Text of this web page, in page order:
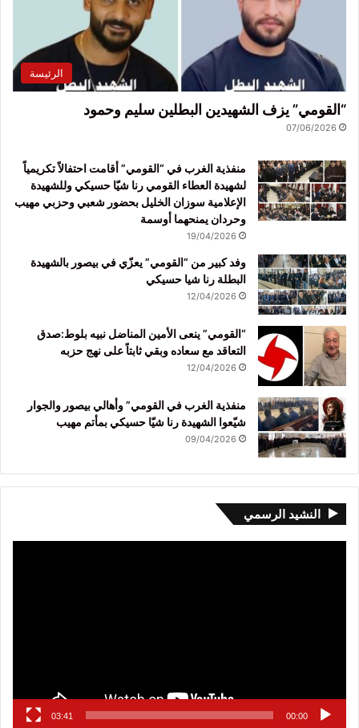
الرئيسة
“القومي” يزف الشهيدين البطلين سليم وحمود
07/06/2026
منفذية الغرب في “القومي” أقامت احتفالاً تكريمياً
لشهيدة العطاء القومي رنا شيّا حسيكي وللشهيدة
الإعلامية سوزان الخليل بحضور شعبي وحزبي مهيب
وحردان يمنحهما أوسمة
19/04/2026
وفد كبير من “القومي” يعزّي في بيصور بالشهيدة
البطلة رنا شيا حسيكي
12/04/2026
“القومي” ينعى الأمين المناضل نبيه بلوط:صدق
التعاقد مع سعاده وبقي ثابتاً على نهج حزبه
12/04/2026
منفذية الغرب في القومي” وأهالي بيصور والجوار
شيّعوا الشهيدة رنا شيّا حسيكي بمأتم مهيب
09/04/2026
النشيد الرسمي
00:00
03:41